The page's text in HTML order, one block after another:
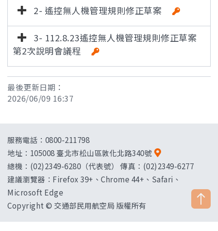
2- 遙控無人機管理規則修正草案
3- 112.8.23遙控無人機管理規則修正草案
第2次說明會議程
最後更新日期：
2026/06/09 16:37
服務電話：0800-211798
地址： 105008 臺北市松山區敦化北路340號
總機：(02)2349-6280（代表號） 傳真：(02)2349-6277
建議瀏覽器：Firefox 39+、Chrome 44+、Safari、
Microsoft Edge
Copyright © 交通部民用航空局 版權所有